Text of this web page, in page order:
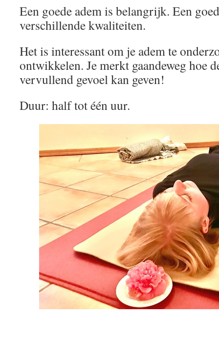
Een goede adem is belangrijk. Een
verschillende kwaliteiten.
Het is interessant om je adem te
ontwikkelen. Je merkt gaandeweg hoe
vervullend gevoel kan geven!
Duur: half tot één uur.